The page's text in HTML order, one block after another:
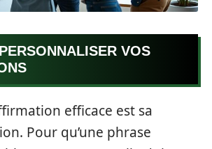
VOS
efficace est sa
Pour qu’une phrase